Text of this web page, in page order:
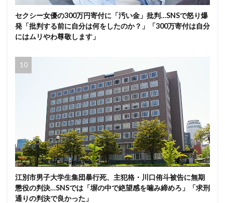
セクシー女優の300万円寄付に「汚い金」批判…SNSで怒り爆
発「批判する前に自分は何をしたのか？」「300万寄付は自分
にはムリやわ尊敬します」
江別市男子大学生集団暴行死、主犯格・川口侑斗被告に無期
懲役の判決…SNSでは「塀の中で絶望感を噛み締めろ」「求刑
通りの判決で良かった」